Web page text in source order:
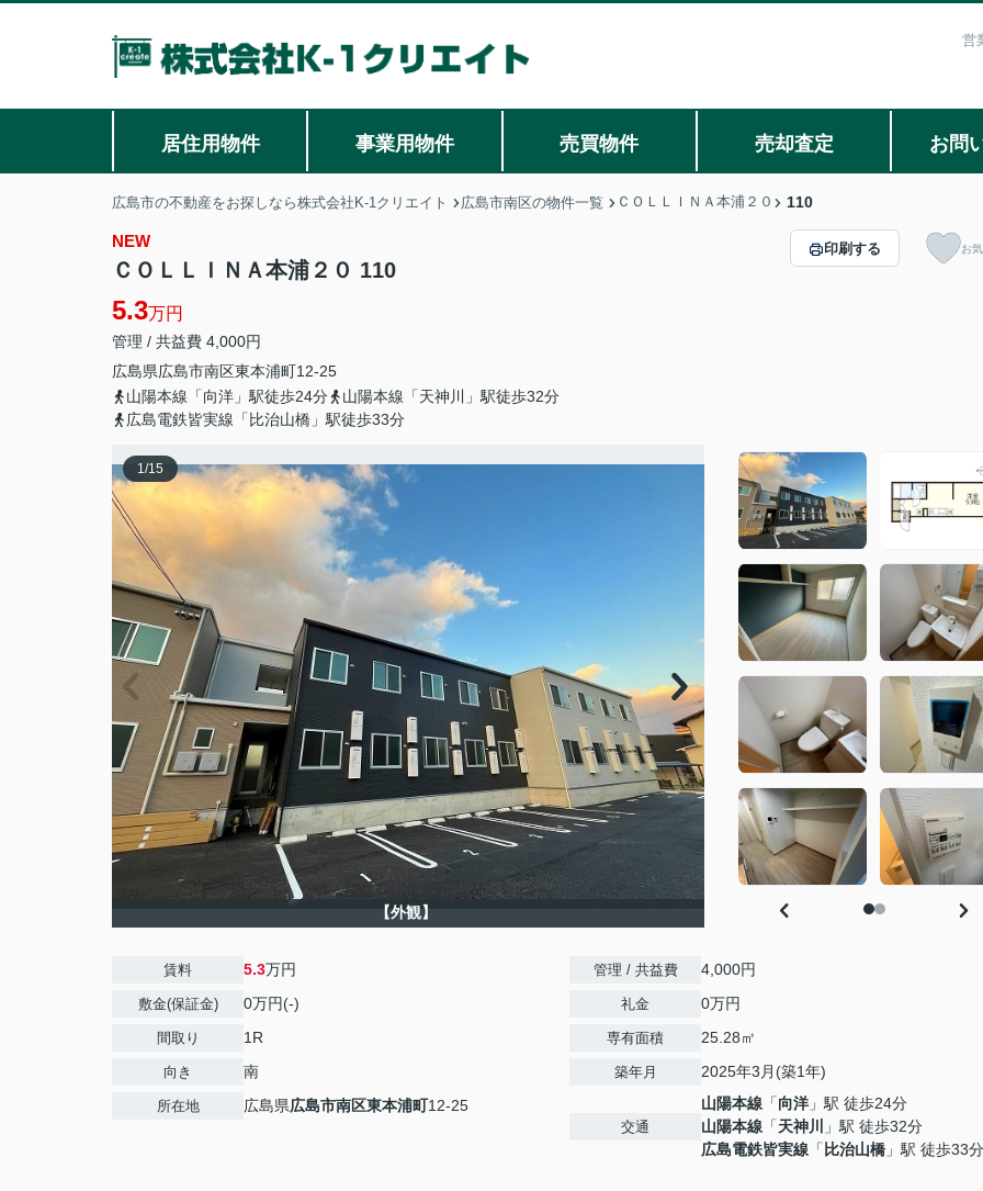
営
居住用物件 事業用物件 売買物件 売却査定 お問
広島市の不動産をお探しなら株式会社K-1クリエイト 広島市南区の物件一覧 ＣＯＬＬＩＮＡ本浦２０ 110
NEW
ＣＯＬＬＩＮＡ本浦２０ 110
5.3万円
管理 / 共益費 4,000円
広島県広島市南区東本浦町12-25
山陽本線「向洋」駅徒歩24分
山陽本線「天神川」駅徒歩32分
広島電鉄皆実線「比治山橋」駅徒歩33分
印刷する お
1/15
【外観】
賃料 5.3万円
敷金(保証金) 0万円(-)
間取り 1R
向き 南
所在地 広島県広島市南区東本浦町12-25
管理 / 共益費 4,000円
礼金 0万円
専有面積 25.28㎡
築年月 2025年3月(築1年)
交通
山陽本線 「向洋 」駅 徒歩24分
山陽本線 「天神川
」駅 徒歩32分
広島電鉄皆実線 「 比治山橋 」駅 徒歩33分